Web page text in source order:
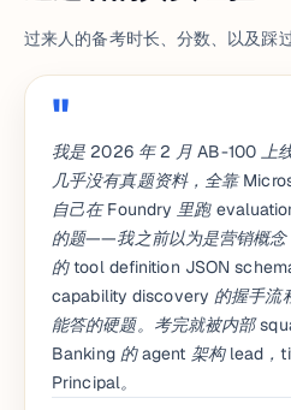
过来人的备考时长、分数、以及踩过
我是 2026 年 2 月 AB-100 上
几乎没有真题资料，全靠
自己在 Foundry 里跑
的题——我之前以为是营销概念
的 tool definition JSON
capability discovery 的握手流
能答的硬题。考完就被内部
Banking 的 agent 架构 lead，
Principal。